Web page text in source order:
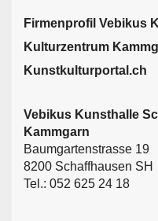
Firmen­profil Vebikus
Kulturzentrum
Kunstkulturportal.ch
Vebikus Kunsthalle
Kammgarn
Baumgartenstrasse 19
8200 Schaffhausen SH
Tel.: 052 625 24 18